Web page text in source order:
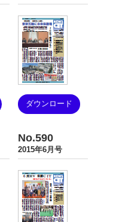
ダウンロード
No.590
2015年6月号